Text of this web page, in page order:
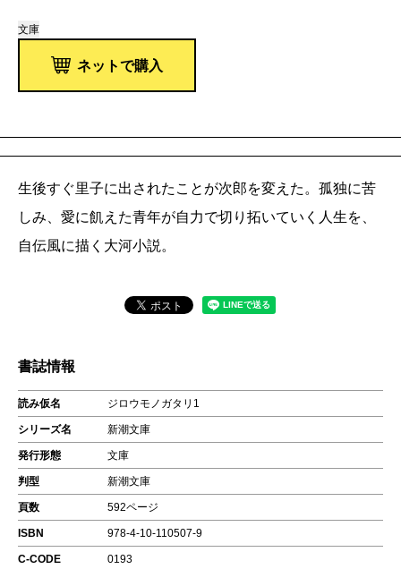
文庫
ネットで購入
生後すぐ里子に出されたことが次郎を変えた。孤独に苦
しみ、愛に飢えた青年が自力で切り拓いていく人生を、
自伝風に描く大河小説。
書誌情報
読み仮名 ジロウモノガタリ1
シリーズ名 新潮文庫
発行形態 文庫
判型 新潮文庫
頁数 592ページ
ISBN 978-4-10-110507-9
C-CODE 0193